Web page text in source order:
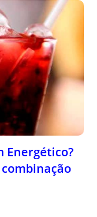
Energético?